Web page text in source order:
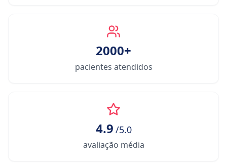
2000+
pacientes atendidos
4.9 /5.0
avaliação média